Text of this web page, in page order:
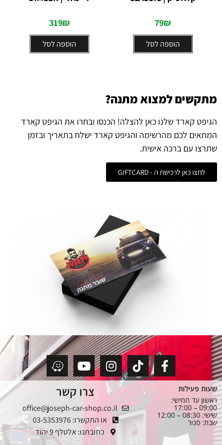
79₪
הוספה לסל
319₪
הוספה לסל
מתקשים למצוא מתנה?
הגיפט קארד שלנו כאן להצלה! הכנסו ובחרו את הגיפט קארד
המתאים לכם מהרשימה והגיפט קארד ישלח בתאריך ובזמן
שתרצו עם ברכה אישית.
לחצו כאן לרכישת ה - GIFTCARD
שעות פעילות
ראשון עד חמישי:
09:00 – 17:00
שישי: 08:30 – 12:00
שבת: סגור
צרו קשר
office@joseph-car-shop.co.il
או התקשרו: 03-5353976
כתובתנו: אלטלף 9 יהוד